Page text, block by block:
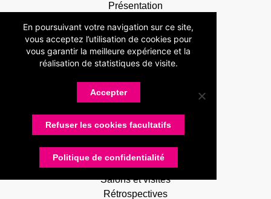
Présentation
Statuts
Membres
Partenaires
Devenir partenaire
Contactez-nous
Actualités
RUG Lettres
Salons et visites
Rétrospectives
En poursuivant votre navigation sur ce site,
vous acceptez l’utilisation de cookies pour
vous garantir la meilleure expérience et la
réalisation de statistiques de visite.
Accepter
Refuser les cookies facultatifs
Politique de confidentialité